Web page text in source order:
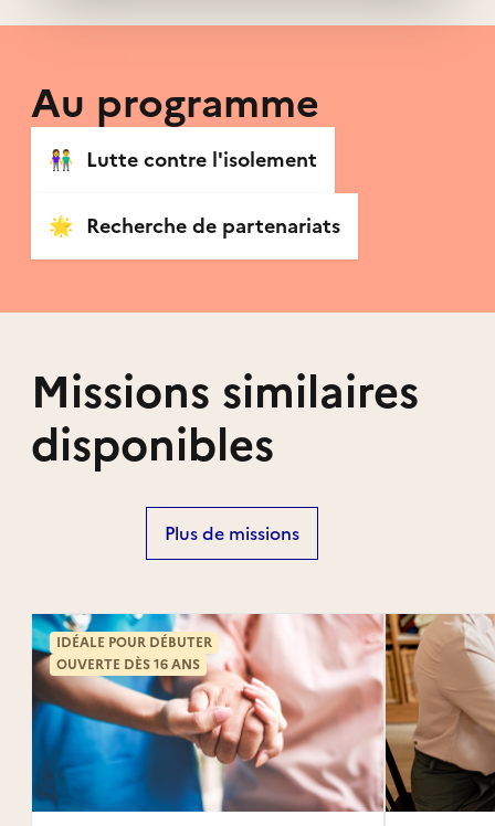
Au programme
👫 Lutte contre l'isolement
🌟 Recherche de partenariats
Missions similaires
disponibles
Plus de missions
IDÉALE POUR DÉBUTER
OUVERTE DÈS 16 ANS